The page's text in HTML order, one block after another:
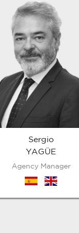
Sergio
YAGÜE
Agency Manager
es en